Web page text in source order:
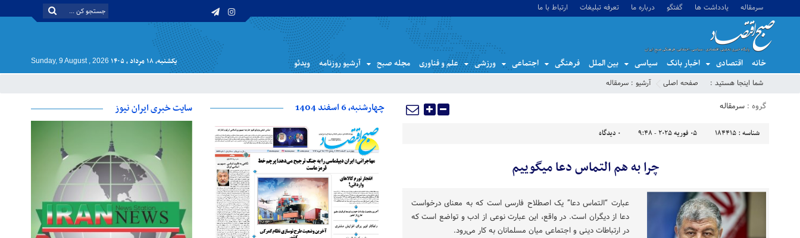
سرمقاله یادداشت ها گفتگو درباره ما تعرفه تبلیغات ارتباط با ما
خانه اقتصادی اخبار بانک سیاسی بین الملل فرهنگی اجتماعی ورزشی علم و فناوری مجله صبح آرشیو روزنامه ویدئو یکشنبه, ۱۸ مرداد , ۱۴۰۵ Sunday, 9 August , 2026
شما اینجا هستید : صفحه اصلی آرشیو : سرمقاله
گروه : سرمقاله
شناسه : 184415 05 فوریه 2025 - 9:48 0 دیدگاه
چرا به هم التماس دعا میگوییم
عبارت “التماس دعا” یک اصطلاح فارسی است که به معنای درخواست
دعا از دیگران است. در واقع، این عبارت نوعی از ادب و تواضع است که
در ارتباطات دینی و اجتماعی میان مسلمانان به کار می‌رود.
چهارشنبه، 6 اسفند 1404 سایت خبری ایران نیوز